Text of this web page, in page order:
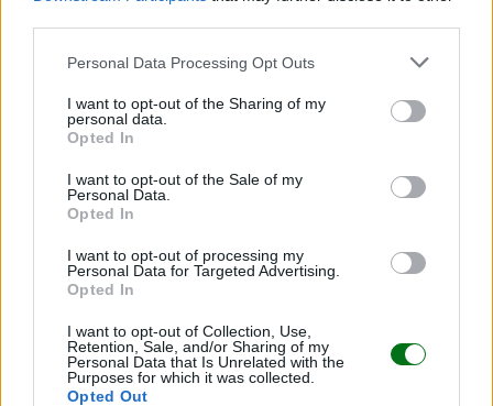
Personal Data Processing Opt Outs
I want to opt-out of the Sharing of my
personal data.
Opted In
I want to opt-out of the Sale of my
Personal Data.
Opted In
I want to opt-out of processing my
Personal Data for Targeted Advertising.
Opted In
I want to opt-out of Collection, Use,
Retention, Sale, and/or Sharing of my
Personal Data that Is Unrelated with the
Purposes for which it was collected.
Opted Out
infantil?